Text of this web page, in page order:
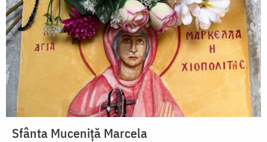
Sfânta Muceniță Marcela